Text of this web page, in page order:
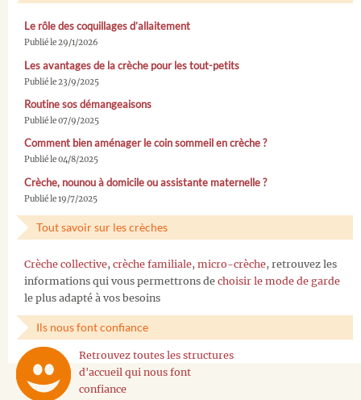
Le rôle des coquillages d’allaitement
Publié le 29/1/2026
Les avantages de la crèche pour les tout-petits
Publié le 23/9/2025
Routine sos démangeaisons
Publié le 07/9/2025
Comment bien aménager le coin sommeil en crèche ?
Publié le 04/8/2025
Crèche, nounou à domicile ou assistante maternelle ?
Publié le 19/7/2025
Tout savoir sur les crèches
Crèche collective, crèche familiale, micro-crèche, retrouvez les
informations qui vous permettrons de choisir le mode de garde
le plus adapté à vos besoins
Ils nous font confiance
Retrouvez toutes les structures
d'accueil qui nous font
confiance